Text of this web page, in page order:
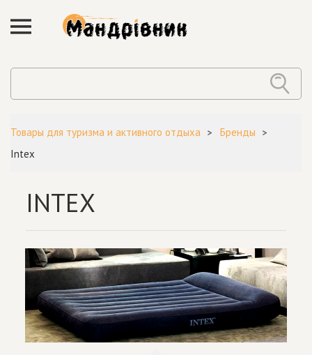
Товары для туризма и активного отдыха
Бренды
Intex
INTEX